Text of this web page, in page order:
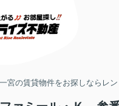
一宮の賃貸物件をお探しならレ